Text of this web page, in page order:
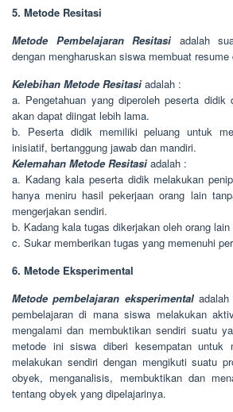
5. Metode Resitasi
Metode Pembelajaran Resitasi adalah
dengan mengharuskan siswa membuat
Kelebihan Metode Resitasi adalah :
a. Pengetahuan yang diperoleh peserta didik
akan dapat diingat lebih lama.
b. Peserta didik memiliki peluang untuk
inisiatif, bertanggung jawab dan mandiri.
Kelemahan Metode Resitasi adalah :
a. Kadang kala peserta didik melakukan
hanya meniru hasil pekerjaan orang lain
mengerjakan sendiri.
b. Kadang kala tugas dikerjakan oleh orang
c. Sukar memberikan tugas yang memenuhi
6. Metode Eksperimental
Metode pembelajaran eksperimentaladalah
pembelajaran di mana siswa melakukan
mengalami dan membuktikan sendiri suatu
metode ini siswa diberi kesempatan untuk
melakukan sendiri dengan mengikuti suatu
obyek, menganalisis, membuktikan dan
tentang obyek yang dipelajarinya.